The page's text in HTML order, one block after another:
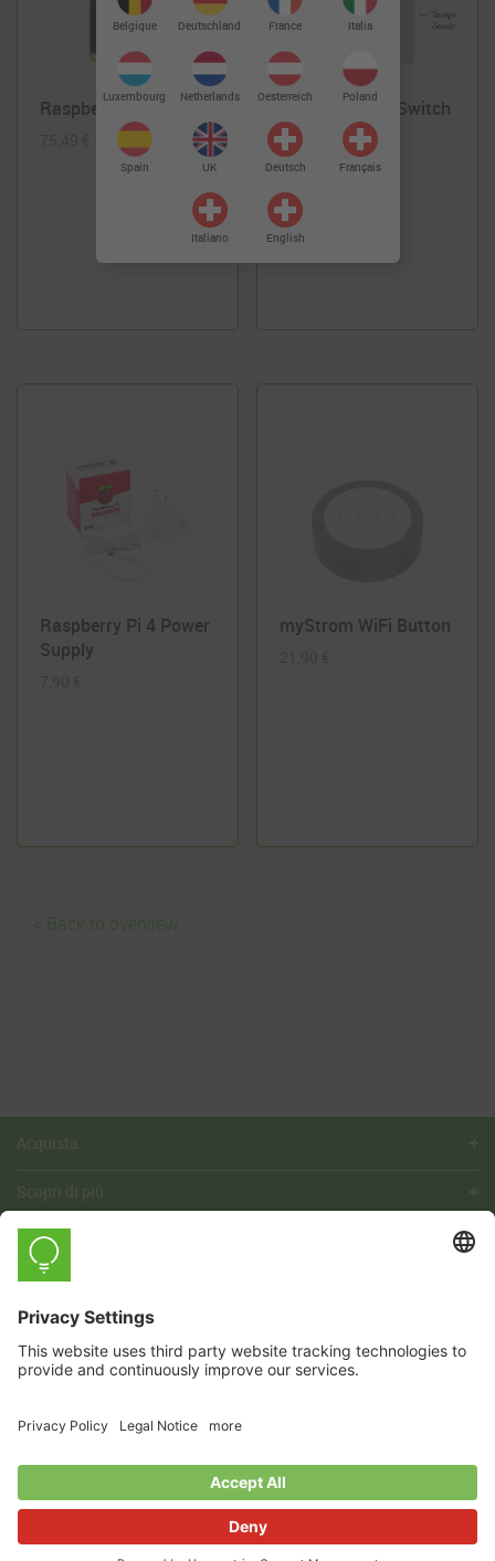
Raspberry Pi 4 (4GB) myStrom WiFi Switch
29,90
Raspberry Pi 4 Power
Supply
myStrom WiFi Button
< Back to overview
Belgique Deutschland France Italia
Luxembourg Netherlands Oesterreich Poland
Spain UK Deutsch Français
Italiano English
Acquista
Scopri di più
Azienda
Sì, desidero ricevere le newsletter di myStrom.
Questa registrazione può essere revocata in
CGC
Informativa sulla privacy
Note legali